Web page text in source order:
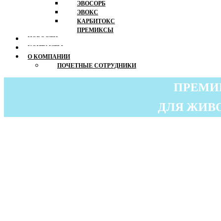
ЭВОСОРБ
ЭВОКС
КАРБИТОКС
ПРЕМИКСЫ
НОВОСТИ
КОНТАКТЫ
О КОМПАНИИ
ПОЧЕТНЫЕ СОТРУДНИКИ
ДЛЯ